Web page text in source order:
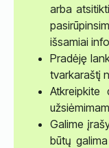
arba
išsamiai
Pradėję
tvarkaraštį
Atkreipkite
Galime
būtų